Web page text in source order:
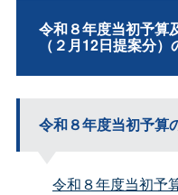
令和８年度当初予算
（２月12日提案分）
令和８年度当初予算
令和８年度当初予